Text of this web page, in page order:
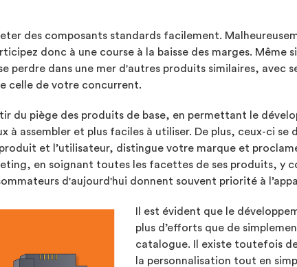
des composants standards facilement.
donc à une course à la baisse des marges.
perdre dans une mer d'autres produits similaires, avec
celle de votre concurrent.
du piège des produits de base, en permettant le
à assembler et plus faciles à utiliser. De plus, ceux-ci
et l’utilisateur, distingue votre marque et
en soignant toutes les facettes de ses produits, y
d'aujourd'hui donnent souvent priorité à
Il est évident que le
plus d’efforts que de
catalogue. Il existe toutefois
la personnalisation tout en